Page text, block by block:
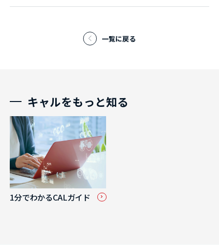
一覧に戻る
キャルをもっと知る
1分でわかるCALガイド